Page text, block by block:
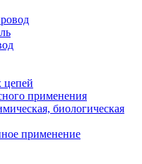
цепей
применения
биологическая
применение